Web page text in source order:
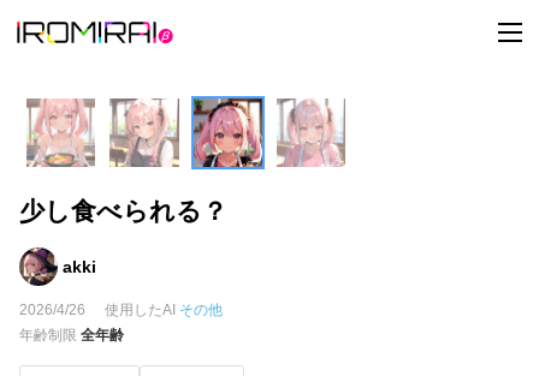
t
o
少し食べられる？
akki
2026/4/26 使用したAI その他
年齢制限 全年齢